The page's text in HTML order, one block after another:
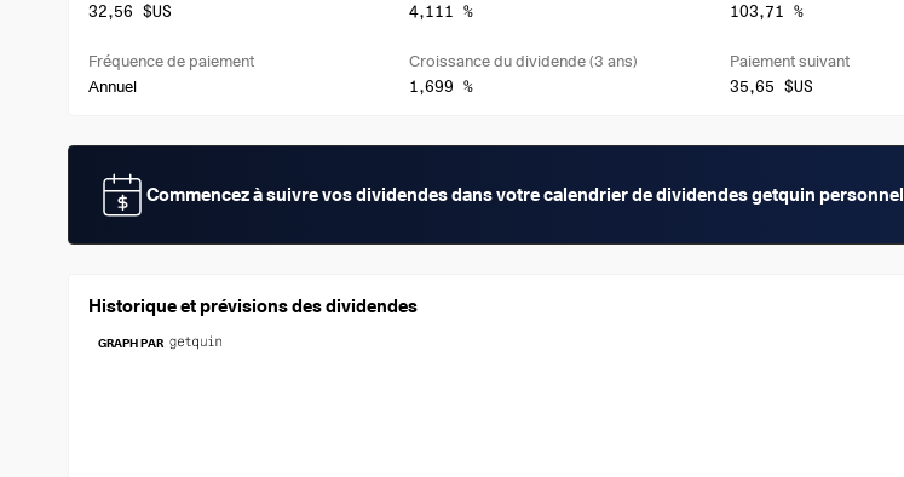
32,56 $US
4,111 %
103,71 %
Fréquence de paiement
Annuel
Croissance du dividende (3 ans)
1,699 %
Paiement suivant
35,65 $US
Commencez à suivre vos dividendes dans votre calendrier de dividendes getquin personnel
Historique et prévisions des dividendes
GRAPH PAR